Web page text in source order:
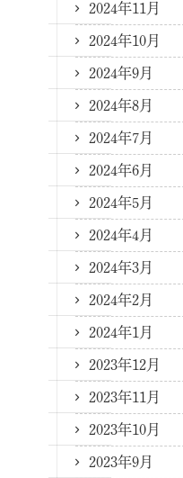
2024年11月
2024年10月
2024年9月
2024年8月
2024年7月
2024年6月
2024年5月
2024年4月
2024年3月
2024年2月
2024年1月
2023年12月
2023年11月
2023年10月
2023年9月